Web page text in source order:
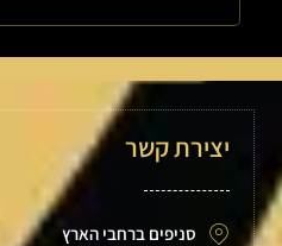
יצירת קשר
סניפים ברחבי הארץ